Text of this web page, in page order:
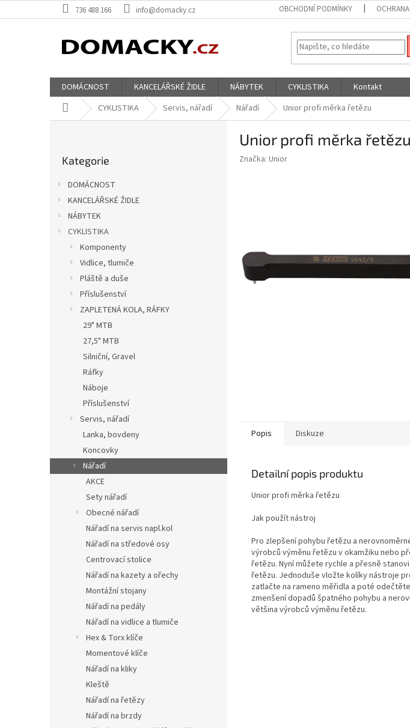
na
736 488 166 info@domacky.cz OBCHODNÍ PODMÍNKY
DOMÁCNOST KANCELÁŘSKÉ ŽIDLE NÁBYTEK CYKLISTIKA
Kontakt
Domů CYKLISTIKA Servis, nářadí Nářadí Unior profi měrka řetězu
kategorie
Kategorie
DOMÁCNOST
KANCELÁŘSKÉ ŽIDLE
NÁBYTEK
CYKLISTIKA
Komponenty
Vidlice, tlumiče
Pláště a duše
Příslušenství
ZAPLETENÁ KOLA, RÁFKY
29" MTB
27,5" MTB
Silniční, Gravel
Ráfky
Náboje
Příslušenství
Servis, nářadí
Lanka, bovdeny
Koncovky
Nářadí
AKCE
Sety nářadí
Obecné nářadí
Nářadí na servis napl.kol
Nářadí na středové osy
Centrovací stolice
Nářadí na kazety a ořechy
Montážní stojany
Nářadí na pedály
Nářadí na vidlice a tlumiče
Hex & Torx klíče
Momentové klíče
Nářadí na kliky
Kleště
Nářadí na řetězy
Nářadí na brzdy
Unior profi měrka řetězu
Značka: Unior
Popis Diskuze
Detailní popis produktu
Unior profi měrka řetězu
Jak použít nástroj
Pro zlepšení pohybu řetězu a
výrobců výměnu řetězu v okamžiku nebo
řetězu. Nyní můžete rychle a přesně
řetězu. Jednoduše vložte kolíky nástroje
zatlačte na rameno měřidla a poté
zmenšení dopadů špatného pohybu a
většina výrobců výměnu řetězu.